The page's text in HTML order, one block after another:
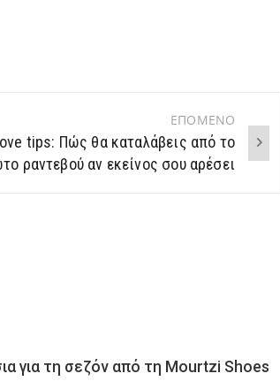
ΕΠΟΜΕΝΟ
tips: Πώς θα καταλάβεις από το
ραντεβού αν εκείνος σου αρέσει
για τη σεζόν από τη Mourtzi Shoes